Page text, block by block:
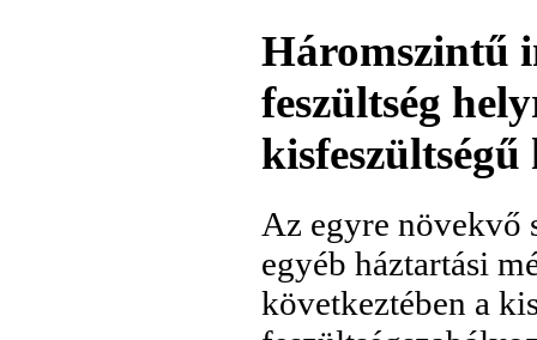
Háromszintű
feszültség
Az egyre növekvő
egyéb háztartási
következtében a